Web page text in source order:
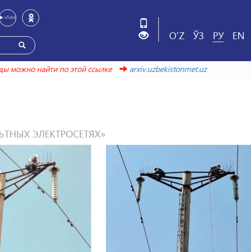
O'Z ЎЗ РУ EN
годы можно найти по этой ссылке
arxiv.uzbekistonmet.uz
ЭЛЕКТРОСЕТЯХ»